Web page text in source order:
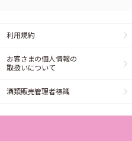
利用規約
お客さまの個人情報の
取扱いについて
酒類販売管理者標識